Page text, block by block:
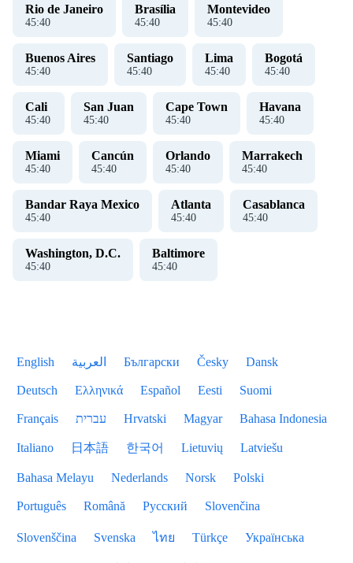
Rio de Janeiro
45:40
Brasília
45:40
Montevideo
45:40
Buenos Aires
45:40
Santiago
45:40
Lima
45:40
Bogotá
45:40
Cali
45:40
San Juan
45:40
Cape Town
45:40
Havana
45:40
Miami
45:40
Cancún
45:40
Orlando
45:40
Marrakech
45:40
Bandar Raya Mexico
45:40
Atlanta
45:40
Casablanca
45:40
Washington, D.C.
45:40
Baltimore
45:40
English العربية Български Česky Dansk
Deutsch Ελληνικά Español Eesti Suomi
Français עברית Hrvatski Magyar Bahasa Indonesia
Italiano 日本語 한국어 Lietuvių Latviešu
Bahasa Melayu Nederlands Norsk Polski
Português Română Русский Slovenčina
Slovenščina Svenska ไทย Türkçe Українська